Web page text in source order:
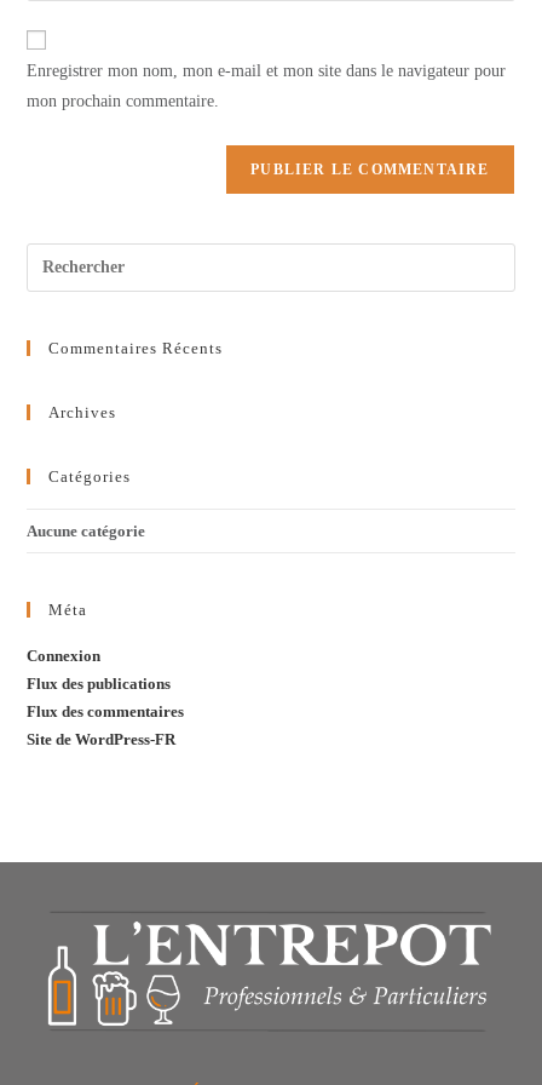
comment
de
Enregistrer mon nom, mon e-mail et mon site dans le navigateur pour
mon prochain commentaire.
Commentaires Récents
Archives
Catégories
Aucune catégorie
Méta
Connexion
Flux des publications
Flux des commentaires
Site de WordPress-FR